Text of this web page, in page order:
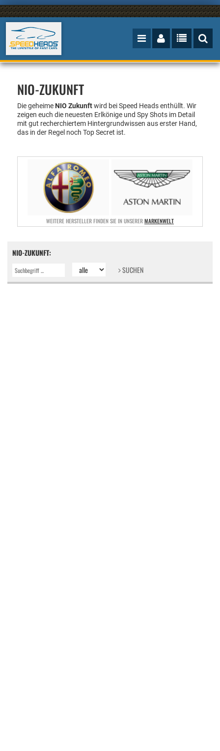
NIO-ZUKUNFT
Die geheime NIO Zukunftwird bei Speed Heads enthüllt. Wir
zeigen euch die neuesten Erlkönige und Spy Shots im Detail
mit gut recherchiertem Hintergrundwissen aus erster Hand,
das in der Regel noch Top Secret ist.
WEITERE HERSTELLER FINDEN SIE IN UNSERERMARKENWELT
NIO-ZUKUNFT:
SUCHEN